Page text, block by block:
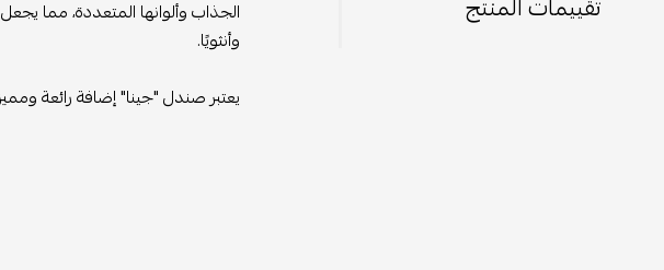
تقييمات المنتج
الجذاب وألوانها المتعددة، مما
وأنثويًا.
يعتبر صندل "جينا" إضافة رائعة